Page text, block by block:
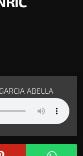
ABELLA